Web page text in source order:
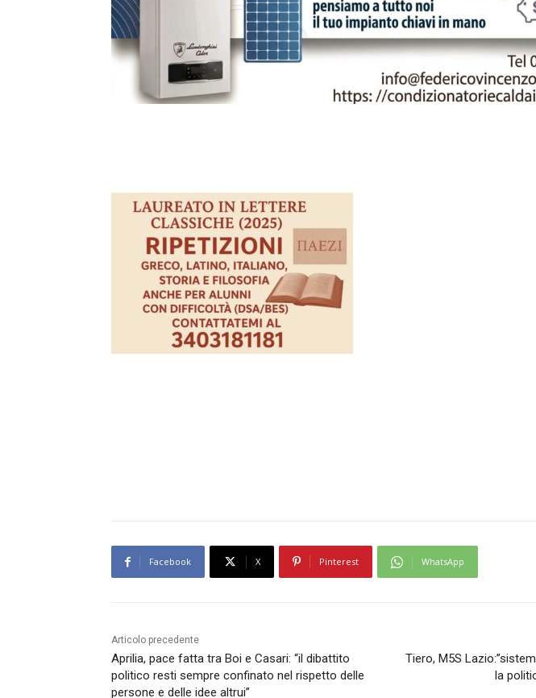
Facebook X Pinterest WhatsApp
Articolo precedente
Aprilia, pace fatta tra Boi e Casari: “il dibattito
politico resti sempre confinato nel rispetto delle
persone e delle idee altrui”
Tiero, M5S
la